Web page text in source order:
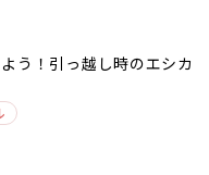
う！引っ越し時のエシカ